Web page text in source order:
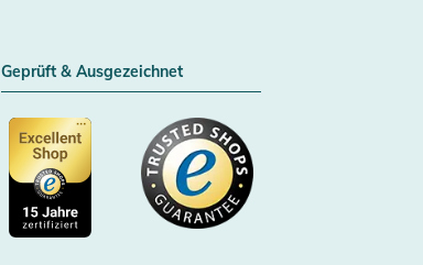
Geprüft & Ausgezeichnet